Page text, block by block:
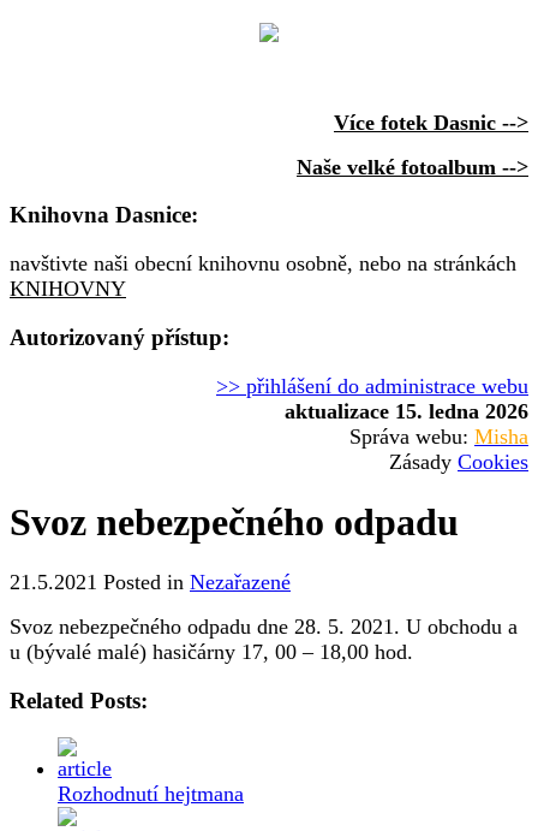
Více fotek Dasnic -->
Naše velké fotoalbum -->
Knihovna Dasnice:
navštivte naši obecní knihovnu osobně, nebo na stránkách
KNIHOVNY
Autorizovaný přístup:
>> přihlášení do administrace webu
aktualizace 15. ledna 2026
Správa webu: Misha
Zásady Cookies
Svoz nebezpečného odpadu
21.5.2021 Posted in Nezařazené
Svoz nebezpečného odpadu dne 28. 5. 2021. U obchodu a
u (bývalé malé) hasičárny 17, 00 – 18,00 hod.
Related Posts:
Rozhodnutí hejtmana